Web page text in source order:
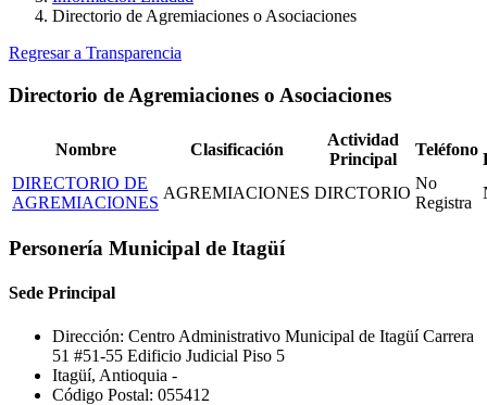
Directorio de Agremiaciones o Asociaciones
Regresar a Transparencia
Directorio de Agremiaciones o Asociaciones
Nombre Clasificación
Actividad
Principal
Teléfono
DIRECTORIO DE
AGREMIACIONES
AGREMIACIONES DIRCTORIO
No
Registra
Personería Municipal de Itagüí
Sede Principal
Dirección: Centro Administrativo Municipal de Itagüí Carrera
51 #51-55 Edificio Judicial Piso 5
Itagüí, Antioquia -
Código Postal: 055412